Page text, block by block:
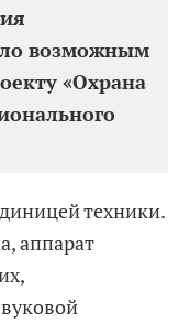
возможным
«Охрана
техники.
аппарат